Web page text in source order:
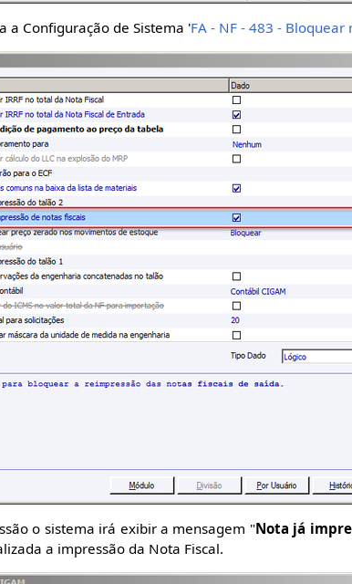
a Configuração de Sistema 'FA - NF - 483 -
o sistema irá exibir a mensagem "Nota já
a impressão da Nota Fiscal.